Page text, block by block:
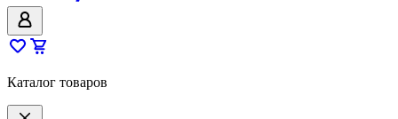
Каталог товаров